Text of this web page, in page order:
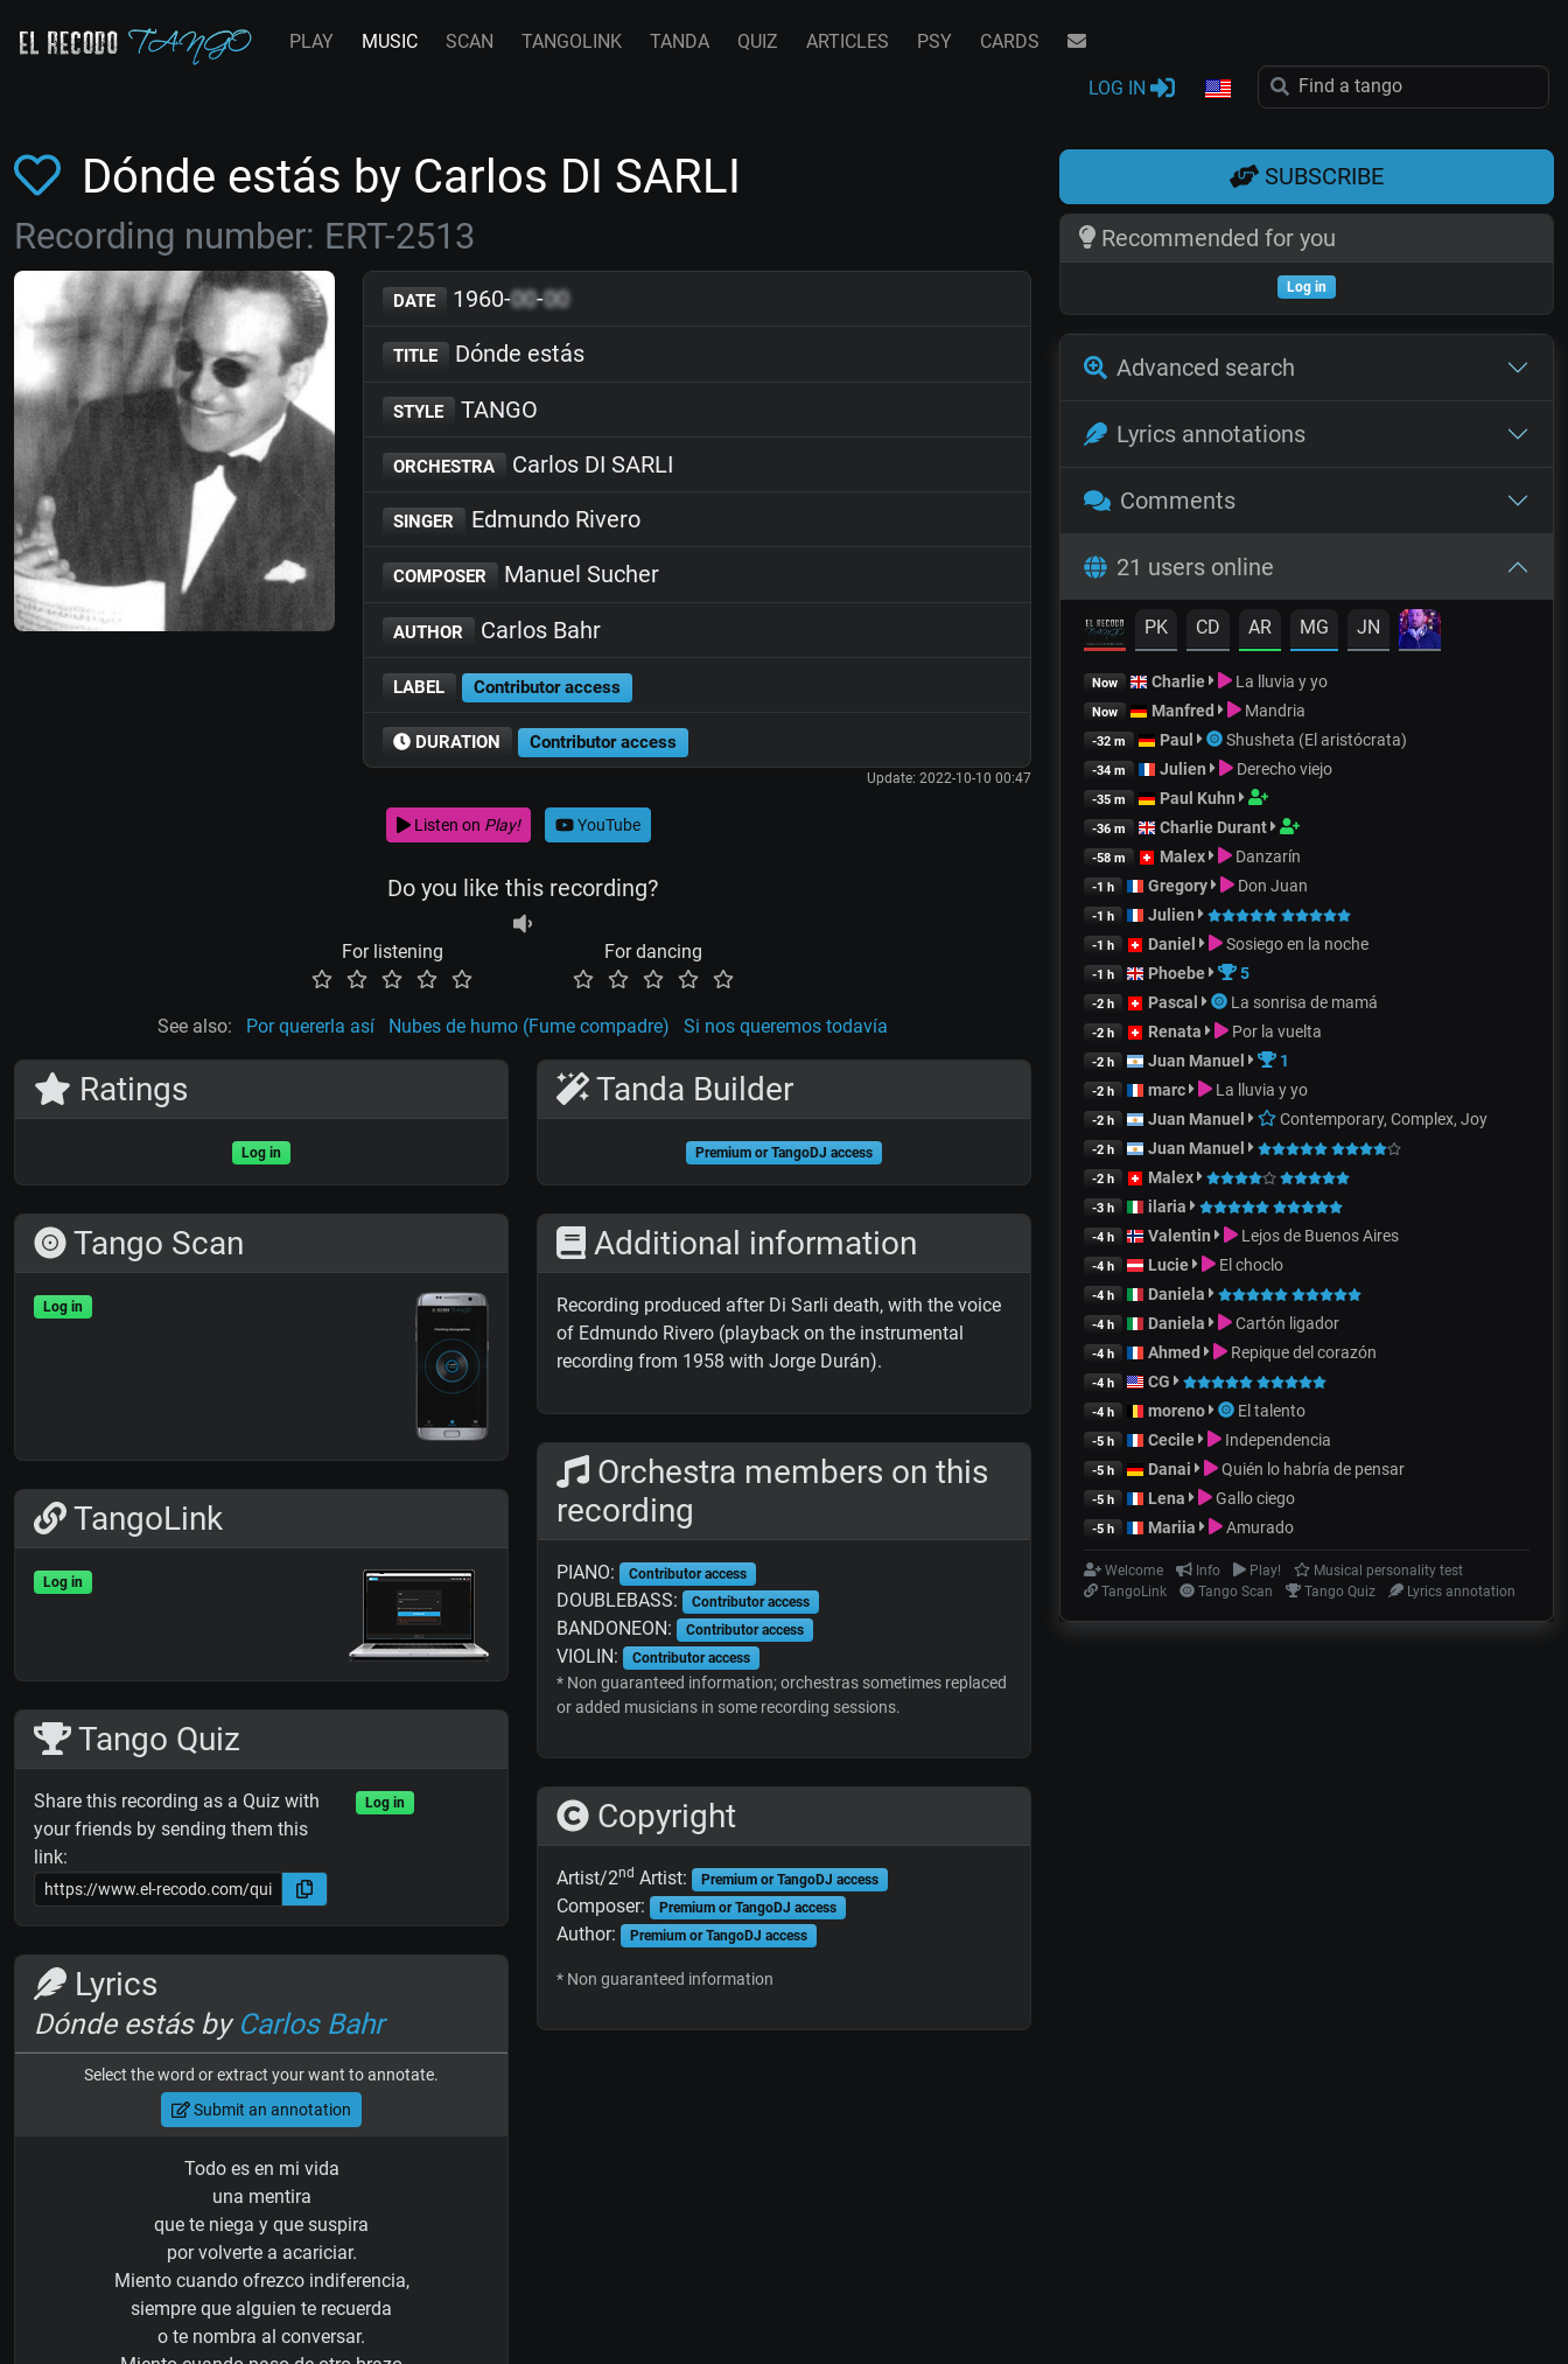
PLAY MUSIC SCAN TANGOLINK TANDA QUIZ ARTICLES PSY CARDS
LOG IN
Dónde estás by Carlos DI SARLI
Recording number: ERT-2513
DATE 1960-00-00
TITLE Dónde estás
STYLE TANGO
ORCHESTRA Carlos DI SARLI
SINGER Edmundo Rivero
COMPOSER Manuel Sucher
AUTHOR Carlos Bahr
LABEL Contributor access
DURATION Contributor access
Update: 2022-10-10 00:47
Listen on Play! YouTube
Do you like this recording?
For listening For dancing
See also: Por quererla así Nubes de humo (Fume compadre) Si nos queremos todavía
Ratings
Log in
Tango Scan
Log in
TangoLink
Log in
Tango Quiz
Share this recording as a Quiz with
your friends by sending them this
link:
Log in
Lyrics
Dónde estás by Carlos Bahr
Select the word or extract your want to annotate.
Submit an annotation
Todo es en mi vida
una mentira
que te niega y que suspira
por volverte a acariciar.
Miento cuando ofrezco indiferencia,
siempre que alguien te recuerda
o te nombra al conversar.
Tanda Builder
Premium or TangoDJ access
Additional information
Recording produced after Di Sarli death, with the voice
of Edmundo Rivero (playback on the instrumental
recording from 1958 with Jorge Durán).
Orchestra members on this
recording
PIANO: Contributor access
DOUBLEBASS: Contributor access
BANDONEON: Contributor access
VIOLIN: Contributor access
* Non guaranteed information; orchestras sometimes replaced
or added musicians in some recording sessions.
Copyright
Artist/2nd Artist: Premium or TangoDJ access
Composer: Premium or TangoDJ access
Author: Premium or TangoDJ access
* Non guaranteed information
SUBSCRIBE
Recommended for you
Log in
Advanced search
Lyrics annotations
Comments
21 users online
PK CD AR MG JN
Now Charlie La lluvia y yo
Now Manfred Mandria
-32 m Paul Shusheta (El aristócrata)
-34 m Julien Derecho viejo
-35 m Paul Kuhn
-36 m Charlie Durant
-58 m Malex Danzarín
-1 h Gregory Don Juan
-1 h Julien
-1 h Daniel Sosiego en la noche
-1 h Phoebe 5
-2 h Pascal La sonrisa de mamá
-2 h Renata Por la vuelta
-2 h Juan Manuel 1
-2 h marc La lluvia y yo
-2 h Juan Manuel Contemporary, Complex, Joy
-2 h Juan Manuel
-2 h Malex
-3 h ilaria
-4 h Valentin Lejos de Buenos Aires
-4 h Lucie El choclo
-4 h Daniela
-4 h Daniela Cartón ligador
-4 h Ahmed Repique del corazón
-4 h CG
-4 h moreno El talento
-5 h Cecile Independencia
-5 h Danai Quién lo habría de pensar
-5 h Lena Gallo ciego
-5 h Mariia Amurado
Welcome Info Play!
Musical personality test
TangoLink
Tango Scan Tango Quiz Lyrics annotation